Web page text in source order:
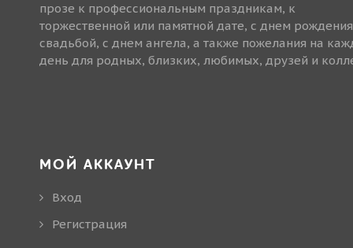
прозе к профессиональным праздникам, к
торжественной или памятной дате, с днем
свадьбой, с днем ангела, а также пожелания на
день для родных, близких, любимых, друзей и
МОЙ АККАУНТ
Вход
Регистрация